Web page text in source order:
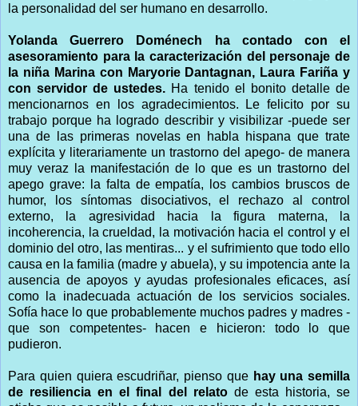
la personalidad del ser humano en desarrollo.
Yolanda Guerrero Doménech ha contado con el
asesoramiento para la caracterización del personaje de
la niña Marina con Maryorie Dantagnan, Laura Fariña y
con servidor de ustedes. Ha tenido el bonito detalle de
mencionarnos en los agradecimientos. Le felicito por su
trabajo porque ha logrado describir y visibilizar -puede ser
una de las primeras novelas en habla hispana que trate
explícita y literariamente un trastorno del apego- de manera
muy veraz la manifestación de lo que es un trastorno del
apego grave: la falta de empatía, los cambios bruscos de
humor, los síntomas disociativos, el rechazo al control
externo, la agresividad hacia la figura materna, la
incoherencia, la crueldad, la motivación hacia el control y el
dominio del otro, las mentiras... y el sufrimiento que todo ello
causa en la familia (madre y abuela), y su impotencia ante la
ausencia de apoyos y ayudas profesionales eficaces, así
como la inadecuada actuación de los servicios sociales.
Sofía hace lo que probablemente muchos padres y madres -
que son competentes- hacen e hicieron: todo lo que
pudieron.
Para quien quiera escudriñar, pienso que hay una semilla
de resiliencia en el final del relato de esta historia, se